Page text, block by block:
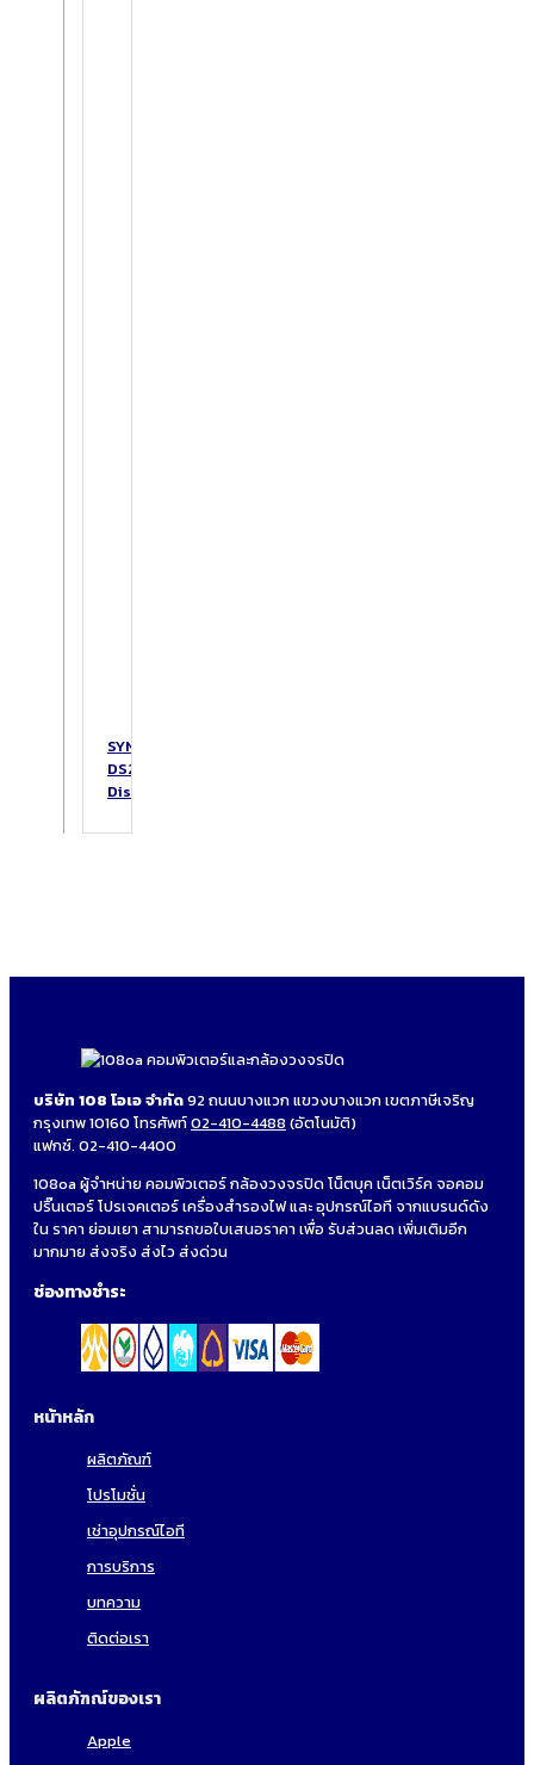
SYNOLOGY
DS223
DiskStation
บริษัท 108 โอเอ จำกัด92 ถนนบางแวก แขวงบางแวก เขตภาษีเจริญ
กรุงเทพ 10160 โทรศัพท์02-410-4488 (อัตโนมัติ)
แฟกซ์. 02-410-4400
108oa ผู้จำหน่าย คอมพิวเตอร์ กล้องวงจรปิด โน็ตบุค เน็ตเวิร์ค จอคอม
ปริ๊นเตอร์ โปรเจคเตอร์ เครื่องสำรองไฟ และ อุปกรณ์ไอที จากแบรนด์ดัง
ใน ราคา ย่อมเยา สามารถขอใบเสนอราคา เพื่อ รับส่วนลด เพิ่มเติมอีก
มากมาย ส่งจริง ส่งไว ส่งด่วน
ช่องทางชำระ
หน้าหลัก
ผลิตภัณฑ์
โปรโมชั่น
เช่าอุปกรณ์ไอที
การบริการ
บทความ
ติดต่อเรา
ผลิตภัฑณ์ของเรา
Apple